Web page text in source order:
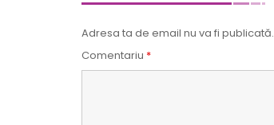
Adresa ta de email nu va fi publicată.
Comentariu *